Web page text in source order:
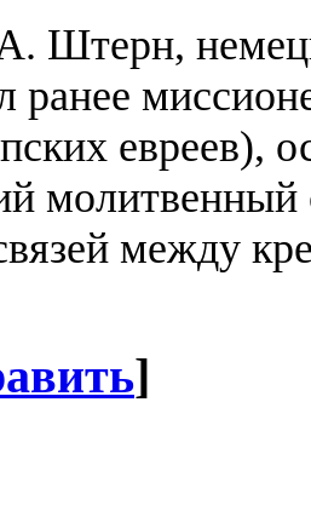
Штерн,
ранее
евреев),
между
]